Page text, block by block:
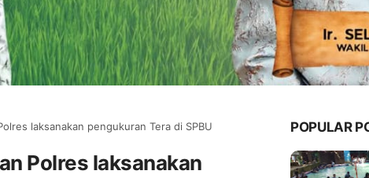
laksanakan pengukuran Tera di SPBU
Polres laksanakan
POPULAR